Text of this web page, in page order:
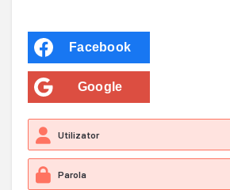
Facebook
Google